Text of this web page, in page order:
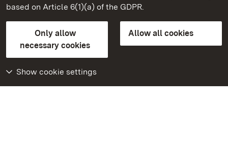
based on Article 6(1)(a) of the GDPR.
Only allow
necessary cookies
Allow all cookies
Show cookie settings
State Palaces and Gardens of Baden-Wuerttemberg
Contact usFAQMasthead
Declaration on barrier-free access
BITV-konform (geprüfte Seiten)